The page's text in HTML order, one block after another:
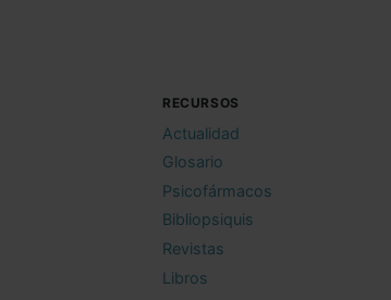
RECURSOS
Actualidad
Glosario
Psicofármacos
Bibliopsiquis
Revistas
Libros